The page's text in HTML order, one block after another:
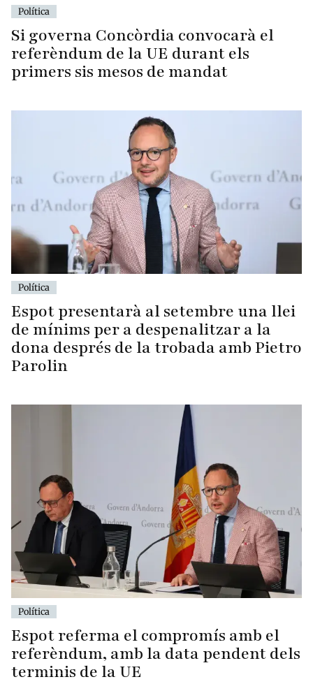
Política
Si governa Concòrdia convocarà el
referèndum de la UE durant els
primers sis mesos de mandat
Política
Espot presentarà al setembre una llei
de mínims per a despenalitzar a la
dona després de la trobada amb Pietro
Parolin
Política
Espot referma el compromís amb el
referèndum, amb la data pendent dels
terminis de la UE